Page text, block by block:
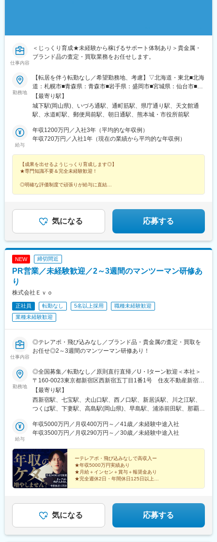
仕事内容
＜じっくり育成★未経験から稼げるサポート体制あり＞貴金属・
ブランド品の査定・買取業務をお任せします。
勤務地
【転居を伴う転勤なし／希望勤務地、考慮】▽北海道・東北■北海
道：札幌市■青森県：青森市■岩手県：盛岡市■宮城県：仙台市■秋
田県：秋田市■山形県：山形市■福島県：郡山市▽関東■茨城県：
水戸市■栃木県：宇都宮市■群馬県：高崎市■埼玉県：さいたま市■
千葉県：千葉市■東京都：23区内■神奈川県：横浜市■山梨県：甲
三重県：四日市市▽北信越■新潟県：新潟市■富山県：富山市■石
川県：金沢市■福井県：福井市■長野県：長野市▽関西■滋賀県：
県：奈良市■和歌山県：和歌山市▽中国・四国■鳥取県：鳥取市■
島根県：松江市■岡山県：岡山市■広島県：広島市■山口県：下関
市■徳島県：徳島市■香川県：高松市■愛媛県：松山市■高知県：高
知市▽九州■福岡県：福岡市■佐賀県：佐賀市■長崎県：長崎市■熊
【最寄り駅】
城下駅(岡山県)、いづろ通駅、通町筋駅、県庁通り駅、天文館通
駅、水道町駅、郵便局前駅、朝日通駅、熊本城・市役所前駅
給与
年収1200万円／入社3年（平均的な年収例）
年収720万円／入社1年（現在の業績から平均的な年収例）
【成果を出せるようじっくり育成します◎】
★専門知識不要＆完全未経験歓迎！
◎明確な評価制度で頑張りが給与に直結
気になる 応募する
NEW 締切間近
PR営業／未経験歓迎／2～3週間のマンツーマン研修あ
り
株式会社Ｅｖｏ
正社員 転勤なし 5名以上採用
職種未経験歓迎
業種未経験歓迎
仕事内容
◎テレアポ・飛び込みなし／ブランド品・貴金属の査定・買取を
お任せ◎2～3週間のマンツーマン研修あり！
勤務地
◎全国募集／転勤なし／原則直行直帰／U・Iターン歓迎＜本社＞
〒160-0023東京都新宿区西新宿五丁目1番1号 住友不動産新宿フ
ァーストタワー3階※転居を伴う転勤はありません。■その他勤務
地・都内23区、関東のプロジェクト先やご希望の全国
【最寄り駅】
西新宿駅、七宝駅、犬山口駅、西ノ口駅、新居浜駅、川之江駅、
つくば駅、下妻駅、高島駅(岡山県)、早島駅、浦添前田駅、那覇空
くりこま高原駅、長町一丁目駅、宇治駅(奈良線)、久津川駅、山城
青谷駅、天ケ瀬駅、有佐駅、吉井駅(群馬県)、前橋大島駅、広駅、
西町駅、具同駅、浜崎駅、朝霞台駅、東岩槻駅、大野原駅、亀山
駅(三重県)、三瀬谷駅、南鳥海駅、鶴岡駅、赤湯駅、奈古駅、日野
駅(滋賀県)、堅田駅、近江長岡駅、十文字駅、扇田駅、三ツ境駅、
鴨宮駅、三沢駅(青森県)、板柳駅、磐田駅、美川駅、野々市駅(Ｉ
Ｒいしかわ鉄道線)、九重駅、滑河駅、大網駅、北信太駅、寝屋川
作駅、和泉多摩川駅、井荻駅、阿波山川駅、石井駅(徳島県)、南小
松島駅、ゆいの杜東駅、高久駅、五位堂駅、富雄駅、西加積駅、
東野尻駅、ハーモニーホール駅、遠賀川駅、行橋駅、糸島高校前
給与
年収5000万円／月収400万円～／41歳／未経験中途入社
年収3500万円／月収290万円～／30歳／未経験中途入社
ーテレアポ・飛び込みなしで高収入ー
★年収5000万円実績あり
★月給＋インセン＋賞与＋報奨金あり
★完全週休2日・年間休日125日以上
気になる 応募する